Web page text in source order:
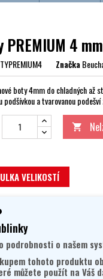
PREMIUM 4 mm
Značka
boty 4mm do chladných až
podšívkou a tvarovanou podešví

VELIKOSTÍ
podrobnosti o našem
tohoto produktu
můžete použít na Váš